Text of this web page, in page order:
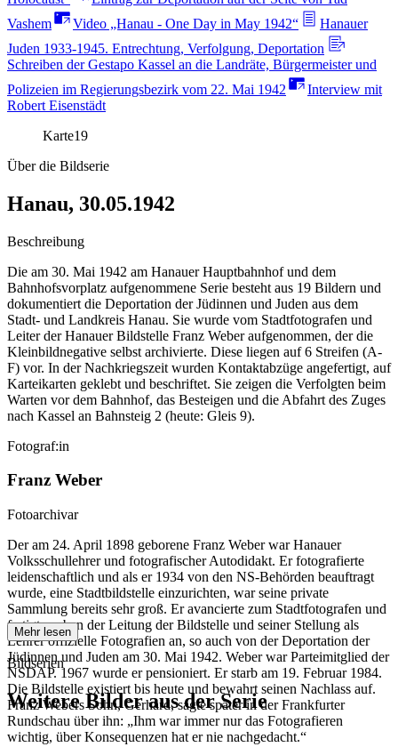
Vashem
Video „Hanau - One Day in May 1942“
Hanauer
Juden 1933-1945. Entrechtung, Verfolgung, Deportation
Schreiben der Gestapo Kassel an die Landräte, Bürgermeister und
Polizeien im Regierungsbezirk vom 22. Mai 1942
Interview mit
Robert Eisenstädt
Karte19
Über die Bildserie
Hanau, 30.05.1942
Beschreibung
Die am 30. Mai 1942 am Hanauer Hauptbahnhof und dem
Bahnhofsvorplatz aufgenommene Serie besteht aus 19 Bildern und
dokumentiert die Deportation der Jüdinnen und Juden aus dem
Stadt- und Landkreis Hanau. Sie wurde vom Stadtfotografen und
Leiter der Hanauer Bildstelle Franz Weber aufgenommen, der die
Kleinbildnegative selbst archivierte. Diese liegen auf 6 Streifen (A-
F) vor. In der Nachkriegszeit wurden Kontaktabzüge angefertigt, auf
Karteikarten geklebt und beschriftet. Sie zeigen die Verfolgten beim
Warten vor dem Bahnhof, das Besteigen und die Abfahrt des Zuges
nach Kassel an Bahnsteig 2 (heute: Gleis 9).
Fotograf:in
Franz Weber
Fotoarchivar
Der am 24. April 1898 geborene Franz Weber war Hanauer
Volksschullehrer und fotografischer Autodidakt. Er fotografierte
leidenschaftlich und als er 1934 von den NS-Behörden beauftragt
wurde, eine Stadtbildstelle einzurichten, war seine private
Sammlung bereits sehr groß. Er avancierte zum Stadtfotografen und
fertigte neben der Leitung der Bildstelle und seiner Stellung als
Lehrer offizielle Fotografien an, so auch von der Deportation der
Jüdinnen und Juden am 30. Mai 1942. Weber war Parteimitglied der
NSDAP. 1967 wurde er pensioniert. Er starb am 19. Februar 1984.
Die Bildstelle existiert bis heute und bewahrt seinen Nachlass auf.
Franz Webers Sohn, Gerhard, sagte später in der Frankfurter
Rundschau über ihn: „Ihm war immer nur das Fotografieren
wichtig, über Konsequenzen hat er nie nachgedacht.“
Mehr lesen
Bildserien
Weitere Bilder aus der Serie
1942 Hanau